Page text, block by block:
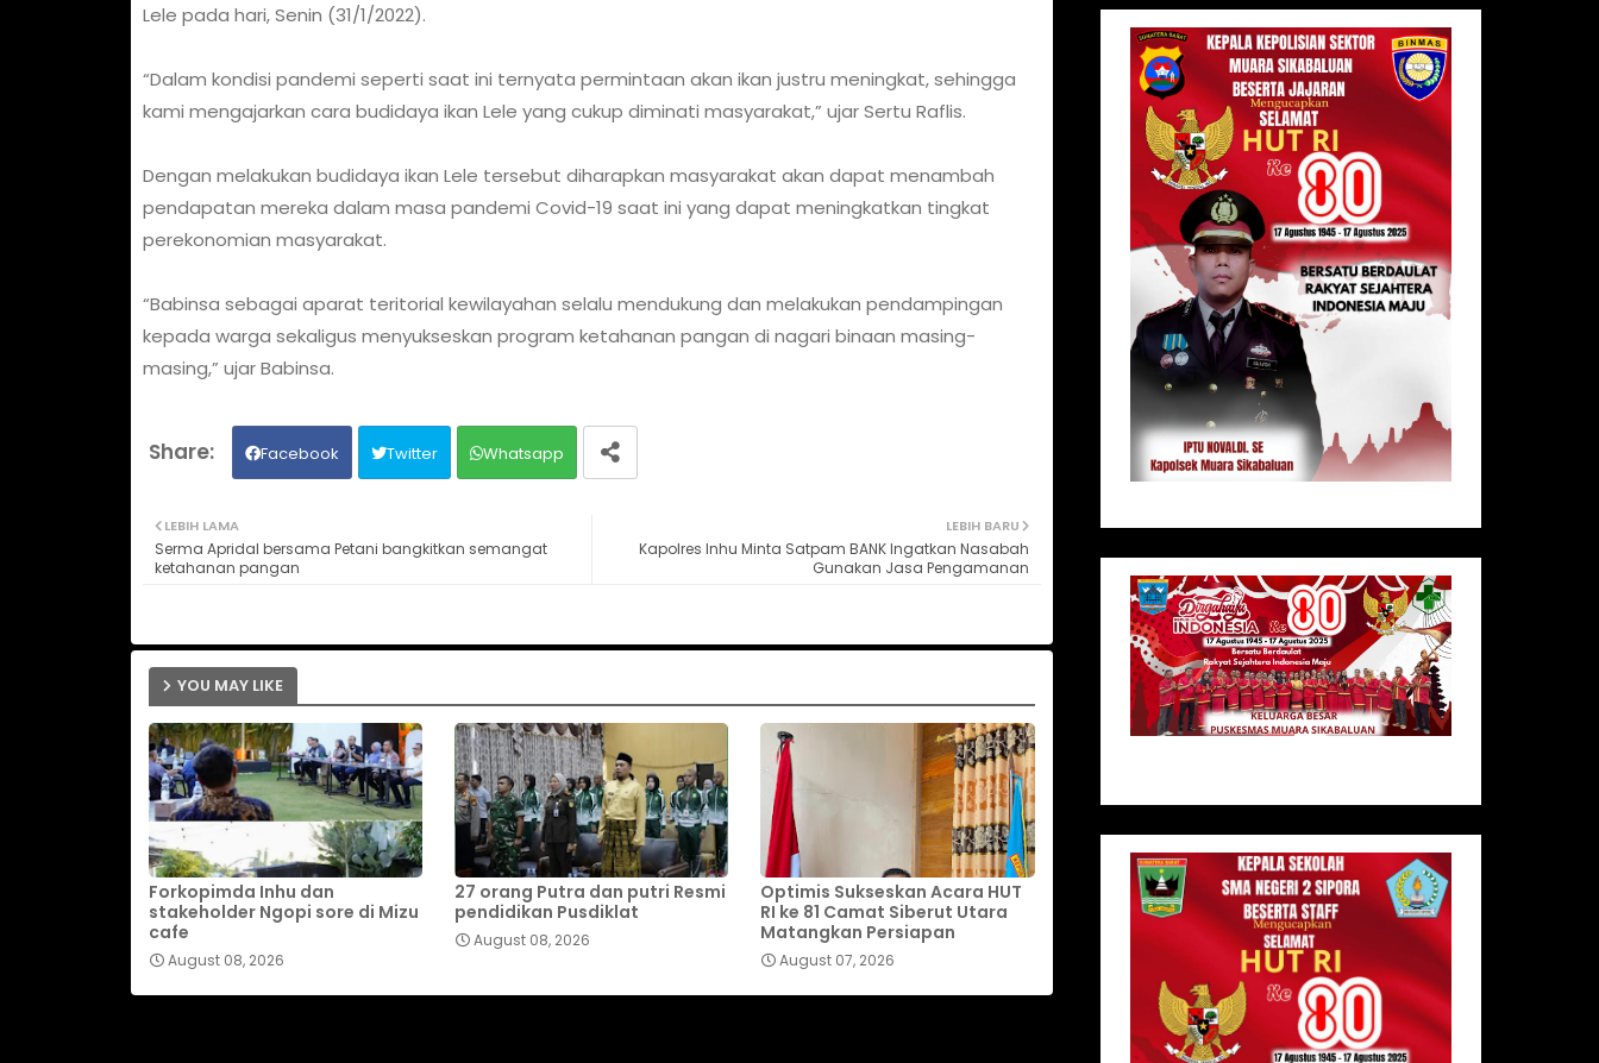
Lele pada hari, Senin (31/1/2022).
“Dalam kondisi pandemi seperti saat ini ternyata permintaan akan ikan justru meningkat, sehingga
kami mengajarkan cara budidaya ikan Lele yang cukup diminati masyarakat,” ujar Sertu Raflis.
Dengan melakukan budidaya ikan Lele tersebut diharapkan masyarakat akan dapat menambah
pendapatan mereka dalam masa pandemi Covid-19 saat ini yang dapat meningkatkan tingkat
perekonomian masyarakat.
“Babinsa sebagai aparat teritorial kewilayahan selalu mendukung dan melakukan pendampingan
kepada warga sekaligus menyukseskan program ketahanan pangan di nagari binaan masing-
masing,” ujar Babinsa.
Facebook Twitter Whatsapp
LEBIH BARU
Kapolres Inhu Minta Satpam BANK Ingatkan Nasabah
Gunakan Jasa Pengamanan
LEBIH LAMA
Serma Apridal bersama Petani bangkitkan semangat
ketahanan pangan
YOU MAY LIKE
Forkopimda Inhu dan
stakeholder Ngopi sore di Mizu
cafe
August 08, 2026
27 orang Putra dan putri Resmi
pendidikan Pusdiklat
August 08, 2026
Optimis Sukseskan Acara HUT
RI ke 81 Camat Siberut Utara
Matangkan Persiapan
August 07, 2026